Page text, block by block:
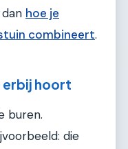
hoe je
combineert.
hoort
buren.
die